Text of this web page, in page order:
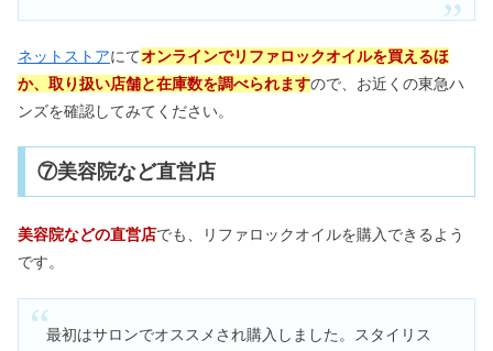
ネットストアにてオンラインでリファロックオイルを買えるほ
か、取り扱い店舗と在庫数を調べられますので、お近くの東急ハ
ンズを確認してみてください。
⑦美容院など直営店
美容院などの直営店でも、リファロックオイルを購入できるよう
です。
最初はサロンでオススメされ購入しました。スタイリス